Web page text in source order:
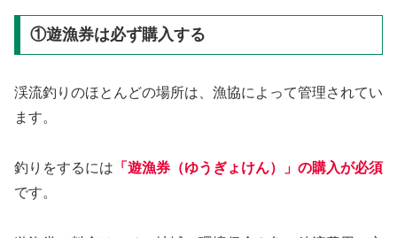
①遊漁券は必ず購入する
渓流釣りのほとんどの場所は、漁協によって管理されてい
ます。
釣りをするには 「遊漁券（ゆうぎょけん）」の購入が必須
です。